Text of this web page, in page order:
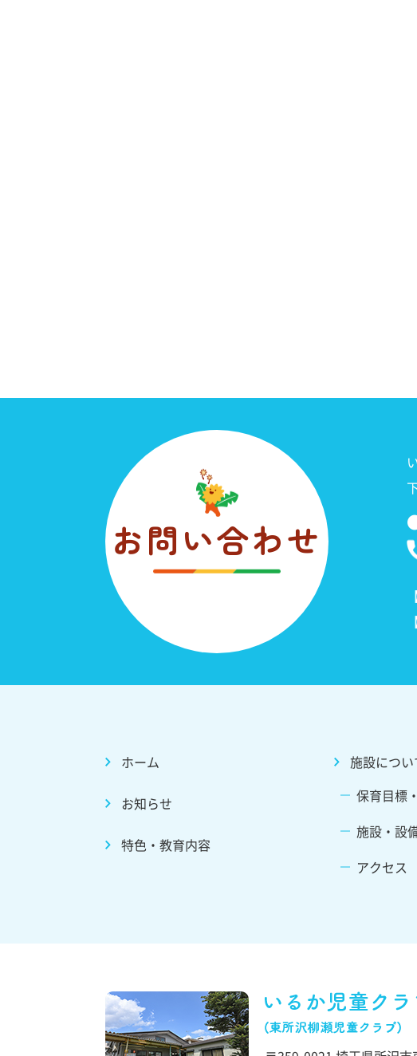
お問い合わせ
ホーム
お知らせ
特色・教育内容
施設につい
保育目標
施設・設
アクセス